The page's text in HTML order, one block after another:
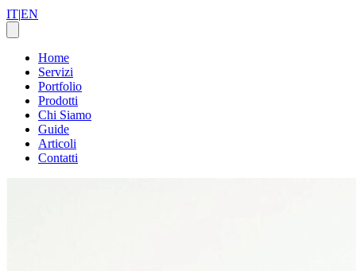
IT|EN
Home
Servizi
Portfolio
Prodotti
Chi Siamo
Guide
Articoli
Contatti